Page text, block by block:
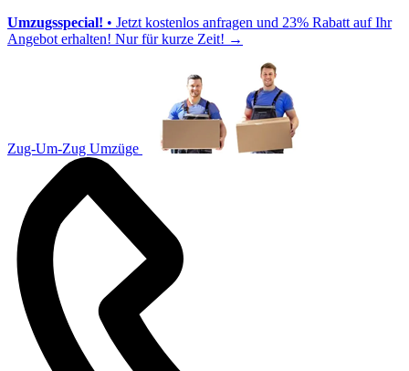
Umzugsspecial! • Jetzt kostenlos anfragen und 23% Rabatt auf Ihr
Angebot erhalten! Nur für kurze Zeit! →
Zug-Um-Zug Umzüge